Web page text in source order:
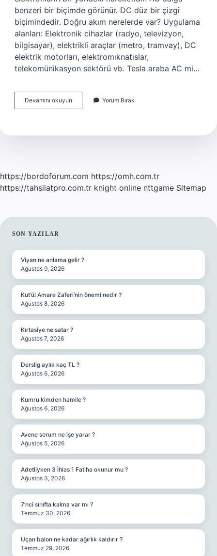
benzeri bir biçimde görünür. DC düz bir çizgi
biçimindedir. Doğru akım nerelerde var? Uygulama
alanları: Elektronik cihazlar (radyo, televizyon,
bilgisayar), elektrikli araçlar (metro, tramvay), DC
elektrik motorları, elektromıknatıslar,
telekomünikasyon sektörü vb. Tesla araba AC mi…
Devamını okuyun
Elektriği
Mı
Yorum Bırak
https://bordoforum.com https://omh.com.tr
https://tahsilatpro.com.tr knight online nttgame Sitemap
SIDEBAR
SON YAZILAR
Viyan ne anlama gelir ?
Ağustos 9, 2026
Kut’ül Amare Zaferi’nin önemi nedir ?
Ağustos 8, 2026
Kırtasiye ne satar ?
Ağustos 7, 2026
Derslig aylık kaç TL ?
Ağustos 6, 2026
Kumru kimden hamile ?
Ağustos 6, 2026
Avene serum ne işe yarar ?
Ağustos 5, 2026
Adetliyken 3 İhlas 1 Fatiha okunur mu ?
Ağustos 3, 2026
7’nci sınıfta kalma var mı ?
Temmuz 30, 2026
Uçan balon ne kadar ağırlık kaldırır ?
Temmuz 29, 2026